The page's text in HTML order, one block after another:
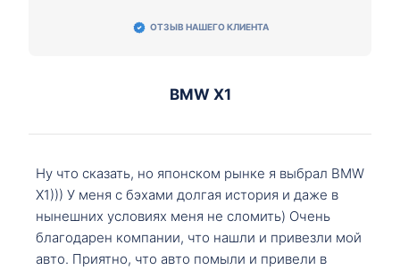
ОТЗЫВ НАШЕГО КЛИЕНТА
BMW X1
Ну что сказать, но японском рынке я выбрал BMW
X1))) У меня с бэхами долгая история и даже в
нынешних условиях меня не сломить) Очень
благодарен компании, что нашли и привезли мой
авто. Приятно, что авто помыли и привели в